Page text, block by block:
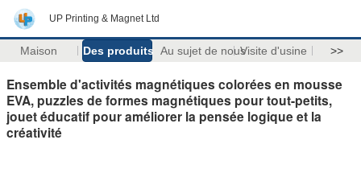
UP Printing & Magnet Ltd
Maison Des produits Au sujet de nousVisite d'usine >>
Ensemble d'activités magnétiques colorées en mousse
EVA, puzzles de formes magnétiques pour tout-petits,
jouet éducatif pour améliorer la pensée logique et la
créativité